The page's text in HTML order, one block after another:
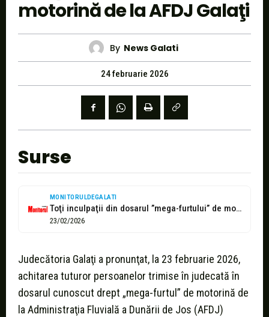
motorină de la AFDJ Galaţi
By News Galati
24 februarie 2026
Surse
MONITORULDEGALATI
Toţi inculpaţii din dosarul ”mega-furtului” de motorină de la AFDJ Galaţi, achitaţi...
23/02/2026
Judecătoria Galaţi a pronunţat, la 23 februarie 2026,
achitarea tuturor persoanelor trimise în judecată în
dosarul cunoscut drept „mega-furtul” de motorină de
la Administraţia Fluvială a Dunării de Jos (AFDJ)